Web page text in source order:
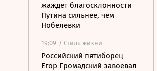
жаждет благосклонности
Путина сильнее, чем
Нобелевки
19:09 / Стиль жизни
Российский пятиборец
Егор Громадский завоевал